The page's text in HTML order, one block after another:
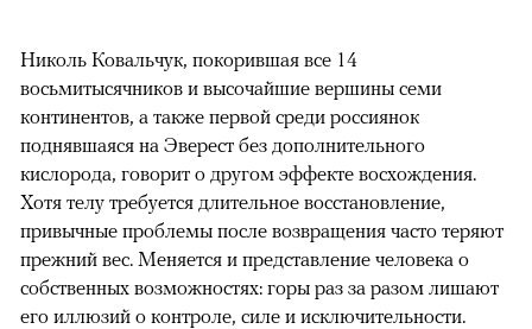
Николь Ковальчук, покорившая все 14
восьмитысячников и высочайшие вершины семи
континентов, а также первой среди россиянок
поднявшаяся на Эверест без дополнительного
кислорода, говорит о другом эффекте восхождения.
Хотя телу требуется длительное восстановление,
привычные проблемы после возвращения часто теряют
прежний вес. Меняется и представление человека о
собственных возможностях: горы раз за разом лишают
его иллюзий о контроле, силе и исключительности.